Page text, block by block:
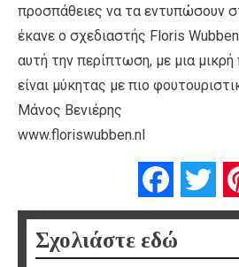
προσπάθειες να τα εντυπώσουν
έκανε ο σχεδιαστής Floris
αυτή την περίπτωση, με μια
είναι μύκητας με πιο
Μάνος Βενιέρης
www.floriswubben.nl
Facebook
Σχολιάστε εδώ